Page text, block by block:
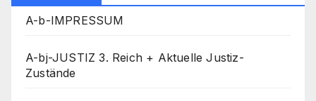
A-b-IMPRESSUM
A-bj-JUSTIZ 3. Reich + Aktuelle Justiz-
Zustände